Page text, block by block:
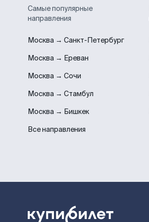
Самые популярные
направления
Москва → Санкт-Петербург
Москва → Ереван
Москва → Сочи
Москва → Стамбул
Москва → Бишкек
Все направления